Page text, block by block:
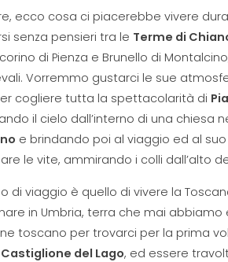
ecco cosa ci piacerebbe vivere
senza pensieri tra le Terme di
di Pienza e Brunello di
Vorremmo gustarci le sue
cogliere tutta la spettacolarità di
il cielo dall’interno di una chiesa
e brindando poi al viaggio ed al
le vite, ammirando i colli dall’alto
di viaggio è quello di vivere la
in Umbria, terra che mai
toscano per trovarci per la prima
Castiglione del Lago, ed essere